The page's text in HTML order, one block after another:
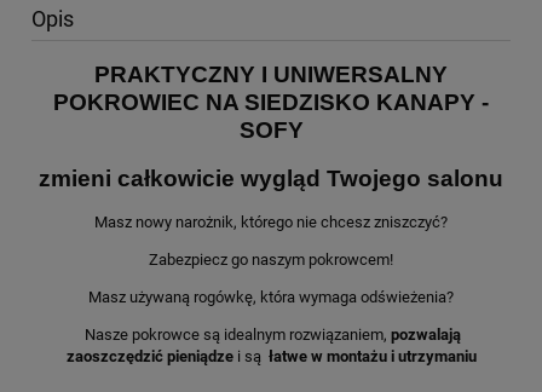
Opis
PRAKTYCZNY I UNIWERSALNY
POKROWIEC NA SIEDZISKO KANAPY -
SOFY
zmieni całkowicie wygląd Twojego salonu
Masz nowy narożnik, którego nie chcesz zniszczyć?
Zabezpiecz go naszym pokrowcem!
Masz używaną rogówkę, która wymaga odświeżenia?
Nasze pokrowce są idealnym rozwiązaniem, pozwalają
zaoszczędzić pieniądzei są łatwe w montażu i utrzymaniu